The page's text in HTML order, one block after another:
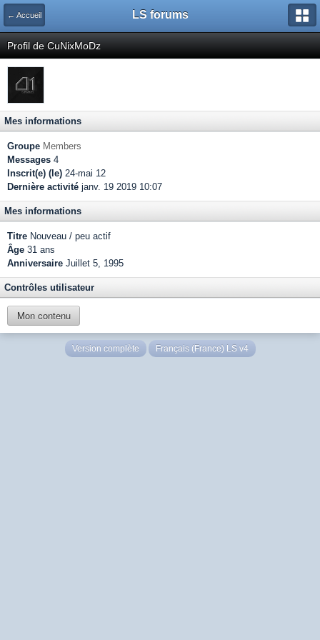
← Accueil LS forums
Profil de CuNixMoDz
Mes informations
Groupe Members
Messages 4
Inscrit(e) (le) 24-mai 12
Dernière activité janv. 19 2019 10:07
Mes informations
Titre Nouveau / peu actif
Âge 31 ans
Anniversaire Juillet 5, 1995
Contrôles utilisateur
Mon contenu
Version complète Français (France) LS v4